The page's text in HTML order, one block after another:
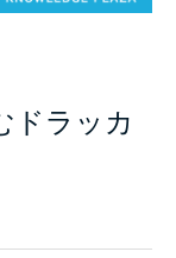
ドラッカ